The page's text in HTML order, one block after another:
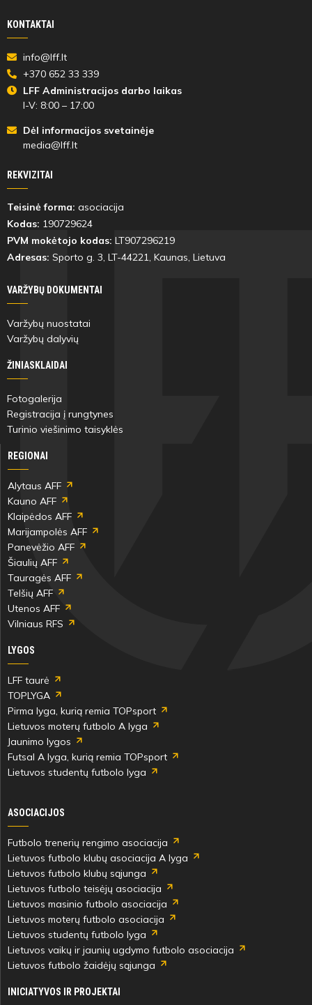
KONTAKTAI
info@lff.lt
+370 652 33 339
LFF Administracijos darbo laikas
I-V: 8:00 – 17:00
Dėl informacijos svetainėje
media@lff.lt
REKVIZITAI
Teisinė forma: asociacija
Kodas: 190729624
PVM mokėtojo kodas: LT907296219
Adresas: Sporto g. 3, LT-44221, Kaunas, Lietuva
VARŽYBŲ DOKUMENTAI
Varžybų nuostatai
Varžybų dalyvių
ŽINIASKLAIDAI
Fotogalerija
Registracija į rungtynes
Turinio viešinimo taisyklės
REGIONAI
Alytaus AFF
Kauno AFF
Klaipėdos AFF
Marijampolės AFF
Panevėžio AFF
Šiaulių AFF
Tauragės AFF
Telšių AFF
Utenos AFF
Vilniaus RFS
LYGOS
LFF taurė
TOPLYGA
Pirma lyga, kurią remia TOPsport
Lietuvos moterų futbolo A lyga
Jaunimo lygos
Futsal A lyga, kurią remia TOPsport
Lietuvos studentų futbolo lyga
ASOCIACIJOS
Futbolo trenerių rengimo asociacija
Lietuvos futbolo klubų asociacija A lyga
Lietuvos futbolo klubų sąjunga
Lietuvos futbolo teisėjų asociacija
Lietuvos masinio futbolo asociacija
Lietuvos moterų futbolo asociacija
Lietuvos studentų futbolo lyga
Lietuvos vaikų ir jaunių ugdymo futbolo asociacija
Lietuvos futbolo žaidėjų sąjunga
INICIATYVOS IR PROJEKTAI